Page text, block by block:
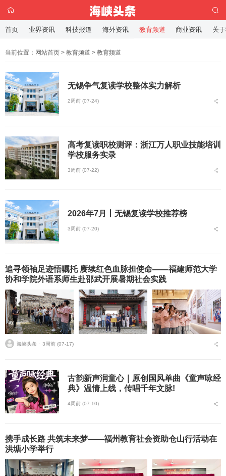
当前位置： 网站首页 > 教育频道 > 教育频道
无锡争气复读学校整体实力解析
2周前 (07-24)
高考复读职校测评：浙江万人职业技能培训
学校服务实录
3周前 (07-22)
2026年7月丨无锡复读学校推荐榜
3周前 (07-20)
追寻领袖足迹悟嘱托 赓续红色血脉担使命——福建师范大学
协和学院外语系师生赴邵武开展暑期社会实践
海峡头条 ⋅ 3周前 (07-17)
古韵新声润童心｜原创国风单曲《童声咏经
典》温情上线，传唱千年文脉!
4周前 (07-10)
携手成长路 共筑未来梦——福州教育社会资助仓山行活动在
洪塘小学举行
首页 业界资讯 科技报道 海外资讯 教育频道 商业资讯 关